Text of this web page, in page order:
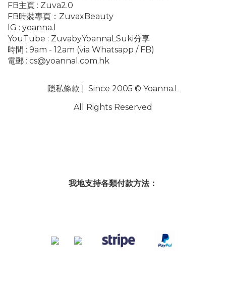
FB主頁 : Zuva2.0
FB時裝專頁： ZuvaxBeauty
IG : yoanna.l
YouTube : ZuvabyYoannaLSuki分享
時間 : 9am - 12am (via Whatsapp / FB)
電郵 : cs@yoannal.com.hk
隱私條款 | Since 2005 © Yoanna.L
All Rights Reserved
我地支持各類付款方法：